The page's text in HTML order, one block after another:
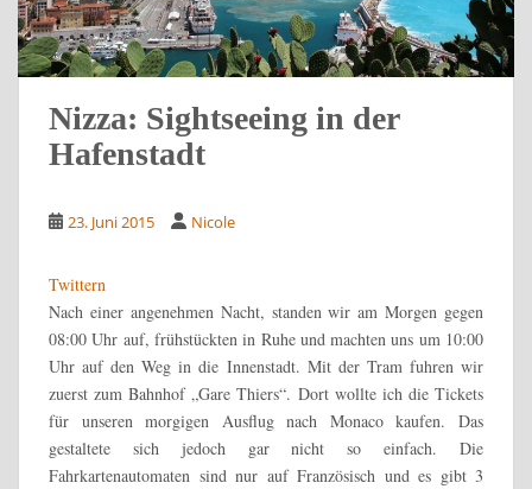
Nizza: Sightseeing in der
Hafenstadt
23. Juni 2015 Nicole
Twittern
Nach einer angenehmen Nacht, standen wir am Morgen gegen
08:00 Uhr auf, frühstückten in Ruhe und machten uns um 10:00
Uhr auf den Weg in die Innenstadt. Mit der Tram fuhren wir
zuerst zum Bahnhof „Gare Thiers“. Dort wollte ich die Tickets
für unseren morgigen Ausflug nach Monaco kaufen. Das
gestaltete sich jedoch gar nicht so einfach. Die
Fahrkartenautomaten sind nur auf Französisch und es gibt 3